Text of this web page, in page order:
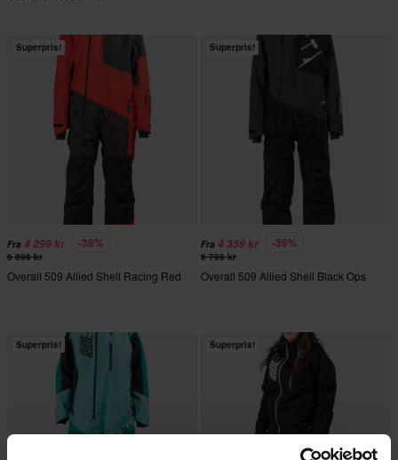
Superpris!
Fra 4 299 kr -38%
6 899 kr
Overall 509 Allied Shell Racing Red
Superpris!
Fra 4 359 kr -36%
6 799 kr
Overall 509 Allied Shell Black Ops
Superpris! Superpris!